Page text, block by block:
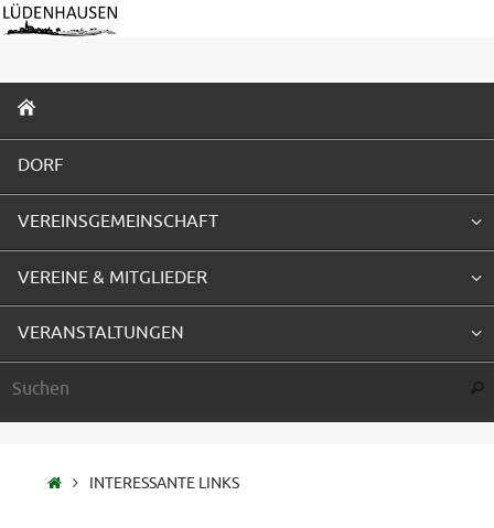
Zum
Inhalt
INHALT
SPRINGEN
DORF
VEREINSGEMEINSCHAFT
VEREINE & MITGLIEDER
VERANSTALTUNGEN
STARTSEITE
INTERESSANTE LINKS